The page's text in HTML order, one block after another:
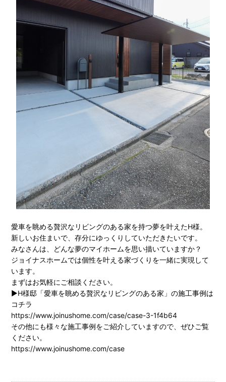
愛車を眺める贅沢なリビングのある家を持つ夢を叶えたH様。
新しいお住まいで、存分にゆっくりしていただきたいです。
みなさんは、どんな夢のマイホームを思い描いていますか？
ジョイナスホームでは個性を叶える家づくりを一緒に実現して
います。
まずはお気軽にご相談ください。
▶H様邸「愛車を眺める贅沢なリビングのある家」の施工事例は
コチラ
https://www.joinushome.com/case/case-3-1f4b64
その他にも様々な施工事例をご紹介していますので、ぜひご覧
ください。
https://www.joinushome.com/case